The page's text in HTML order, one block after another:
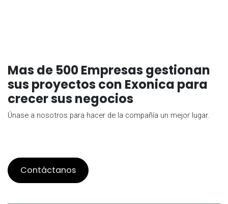
Mas de 500 Empresas gestionan
sus proyectos con Exonica para
crecer sus negocios
Únase a nosotros para hacer de la compañía un mejor lugar.
Contáctanos